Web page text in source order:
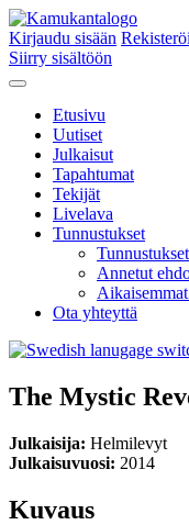
Kirjaudu sisään
Siirry sisältöön
Etusivu
Uutiset
Julkaisut
Tapahtumat
Tekijät
Livelava
Tunnustukset
Tunnustukset
Annetut
Ota yhteyttä
The Mystic
Julkaisija: Helmilevyt
Julkaisuvuosi: 2014
Kuvaus